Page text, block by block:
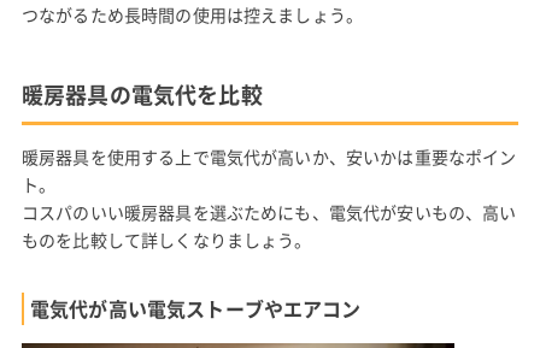
つながるため長時間の使用は控えましょう。
暖房器具の電気代を比較
暖房器具を使用する上で電気代が高いか、安いかは重要なポイン
ト。
コスパのいい暖房器具を選ぶためにも、電気代が安いもの、高い
ものを比較して詳しくなりましょう。
電気代が高い電気ストーブやエアコン